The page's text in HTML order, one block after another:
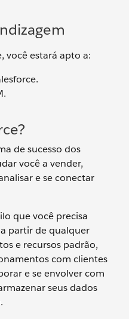
você estará apto a:
de sucesso dos
você a vender,
e se conectar
que você precisa
partir de qualquer
e recursos padrão,
com clientes
e se envolver com
seus dados